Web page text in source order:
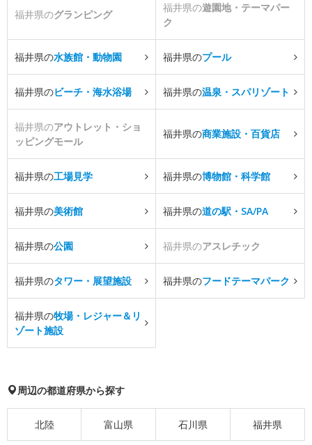
福井県のグランピング
福井県の遊園地・テーマパー
ク
福井県の水族館・動物園 福井県のプール
福井県のビーチ・海水浴場 福井県の温泉・スパリゾート
福井県のアウトレット・ショ
ッピングモール
福井県の商業施設・百貨店
福井県の工場見学 福井県の博物館・科学館
福井県の美術館 福井県の道の駅・SA/PA
福井県の公園 福井県のアスレチック
福井県のタワー・展望施設 福井県のフードテーマパーク
福井県の牧場・レジャー＆リ
ゾート施設
周辺の都道府県から探す
北陸 富山県 石川県 福井県